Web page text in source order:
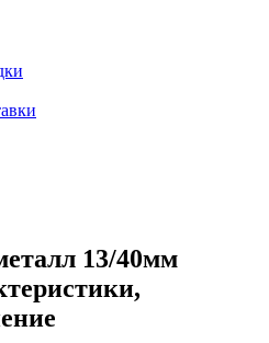
13/40мм